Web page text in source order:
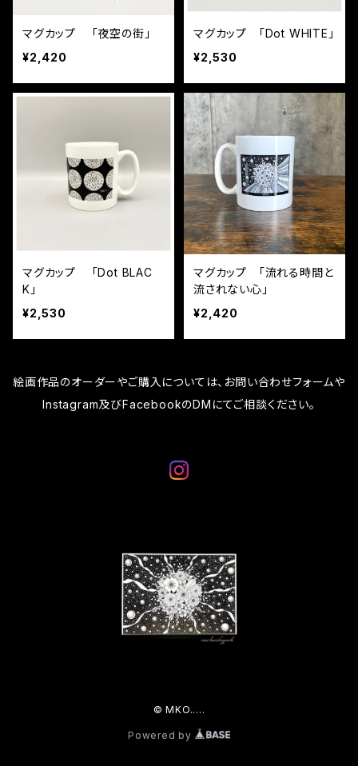
マグカップ 「夜空の街」
¥2,420
マグカップ 「Dot WHITE」
¥2,530
マグカップ 「Dot BLAC
K」
¥2,530
マグカップ 「流れる時間と
流されない心」
¥2,420
絵画作品のオーダーやご購入については、お問い合わせフォームや
Instagram及びFacebookのDMにてご相談ください。
© MKO.....
Powered by